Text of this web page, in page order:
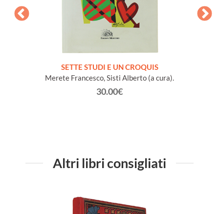
SETTE STUDI E UN CROQUIS
Merete Francesco, Sisti Alberto (a cura).
30.00€
Altri libri consigliati